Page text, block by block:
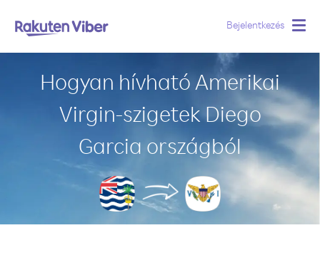
Bejelentkezés
Hogyan hívható Amerikai
Virgin-szigetek Diego
Garcia országból